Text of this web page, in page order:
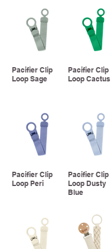
Pacifier Clip
Loop Sage
Pacifier Clip
Loop Cactus
Pacifier Clip
Loop Peri
Pacifier Clip
Loop Dusty
Blue